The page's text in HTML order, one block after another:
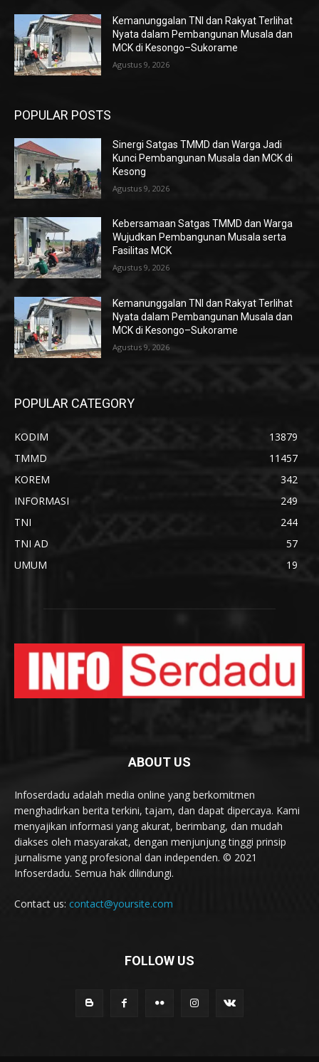
Kemanunggalan TNI dan Rakyat Terlihat
Nyata dalam Pembangunan Musala dan
MCK di Kesongo–Sukorame
Agustus 9, 2026
POPULAR POSTS
Sinergi Satgas TMMD dan Warga Jadi
Kunci Pembangunan Musala dan MCK di
Kesong
Agustus 9, 2026
Kebersamaan Satgas TMMD dan Warga
Wujudkan Pembangunan Musala serta
Fasilitas MCK
Agustus 9, 2026
Kemanunggalan TNI dan Rakyat Terlihat
Nyata dalam Pembangunan Musala dan
MCK di Kesongo–Sukorame
Agustus 9, 2026
POPULAR CATEGORY
KODIM
13879
TMMD
11457
KOREM
342
INFORMASI
249
TNI
244
TNI AD
57
UMUM
19
ABOUT US
Infoserdadu adalah media online yang berkomitmen
menghadirkan berita terkini, tajam, dan dapat dipercaya. Kami
menyajikan informasi yang akurat, berimbang, dan mudah
diakses oleh masyarakat, dengan menjunjung tinggi prinsip
jurnalisme yang profesional dan independen. © 2021
Infoserdadu. Semua hak dilindungi.
Contact us: contact@yoursite.com
FOLLOW US